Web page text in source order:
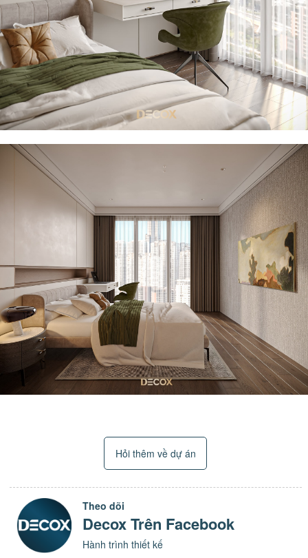
Hỏi thêm về dự án
Theo dõi
Decox Trên Facebook
Hành trình thiết kế